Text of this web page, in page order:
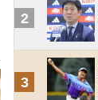
2
3